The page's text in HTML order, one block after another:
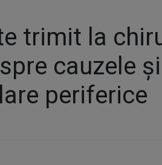
trimit la
cauzele și
periferice